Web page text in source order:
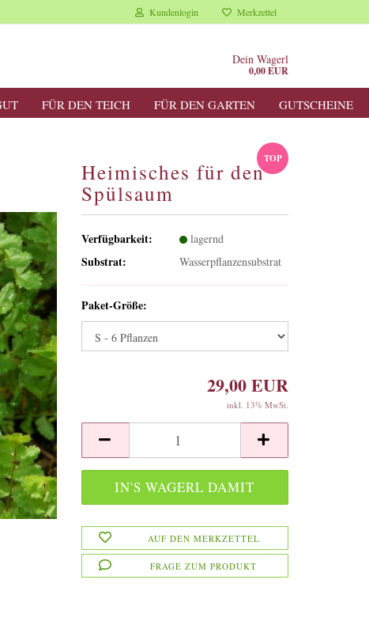
Kundenlogin Merkzettel
Dein Wagerl
0,00 EUR
FÜR DEN TEICH FÜR DEN GARTEN GUTSCHEINE
TOP
Heimisches für den
Spülsaum
Verfügbarkeit: lagernd
Substrat: Wasserpflanzensubstrat
Paket-Größe:
29,00 EUR
inkl. 13% MwSt.
AUF DEN MERKZETTEL
FRAGE ZUM PRODUKT